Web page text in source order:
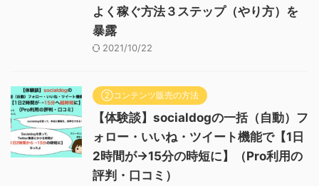
よく稼ぐ方法３ステップ（やり方）を
暴露
2021/10/22
②コンテンツ販売の方法
【体験談】socialdogの一括（自動）フ
ォロー・いいね・ツイート機能で【1日
2時間が→15分の時短に】（Pro利用の
評判・口コミ）